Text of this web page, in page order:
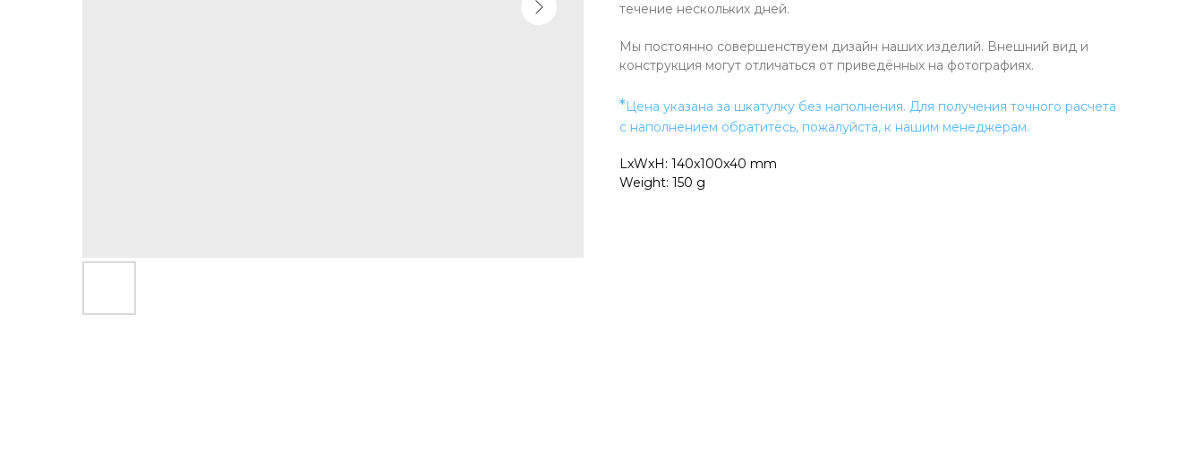
течение нескольких дней.
Мы постоянно совершенствуем дизайн наших изделий. Внешний вид и
конструкция могут отличаться от приведённых на фотографиях.
*Цена указана за шкатулку без наполнения. Для получения точного расчета
с наполнением обратитесь, пожалуйста, к нашим менеджерам.
LxWxH: 140x100x40 mm
Weight: 150 g